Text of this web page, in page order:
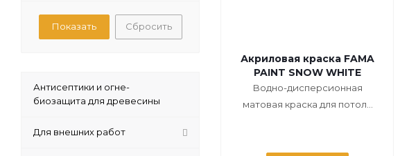
Акриловая краска FAMA
PAINT SNOW WHITE
Водно-дисперсионная
матовая краска для потол...
Сбросить
Антисептики и огне-
биозащита для древесины
Для внешних работ